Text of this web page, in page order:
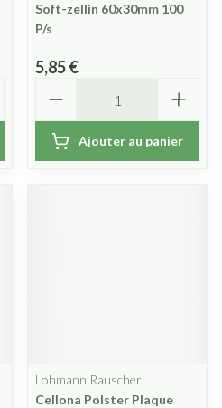
Soft-zellin 60x30mm 100
P/s
5,85 €
Ajouter au panier
Lohmann Rauscher
Cellona Polster Plaque